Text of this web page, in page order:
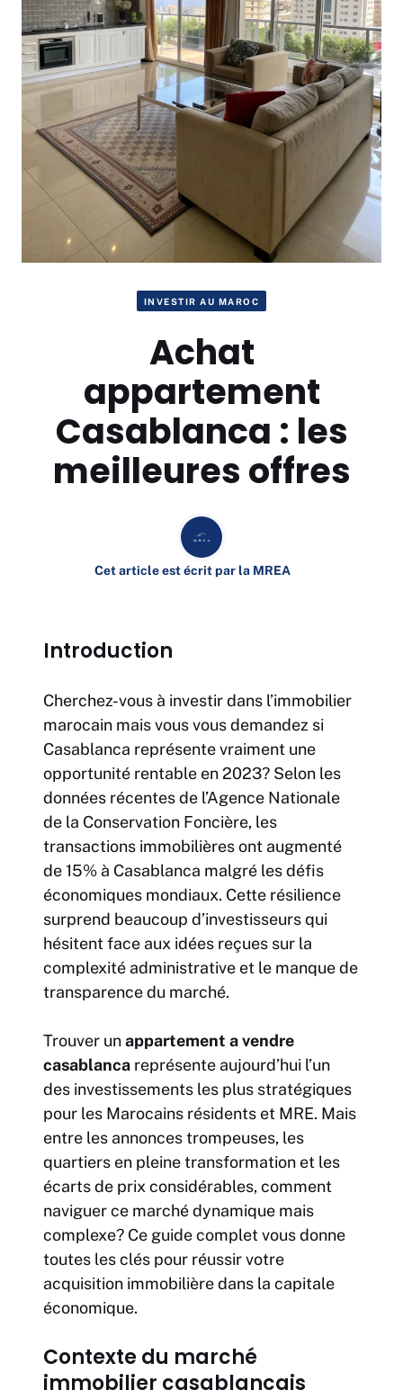
INVESTIR AU MAROC
Achat
appartement
Casablanca : les
meilleures offres
Cet article est écrit par la MREA
Introduction
Cherchez-vous à investir dans l’immobilier
marocain mais vous vous demandez si
Casablanca représente vraiment une
opportunité rentable en 2023? Selon les
données récentes de l’Agence Nationale
de la Conservation Foncière, les
transactions immobilières ont augmenté
de 15% à Casablanca malgré les défis
économiques mondiaux. Cette résilience
surprend beaucoup d’investisseurs qui
hésitent face aux idées reçues sur la
complexité administrative et le manque de
transparence du marché.
Trouver unappartement a vendre
casablanca représente aujourd’hui l’un
des investissements les plus stratégiques
pour les Marocains résidents et MRE. Mais
entre les annonces trompeuses, les
quartiers en pleine transformation et les
écarts de prix considérables, comment
naviguer ce marché dynamique mais
complexe? Ce guide complet vous donne
toutes les clés pour réussir votre
acquisition immobilière dans la capitale
économique.
Contexte du marché
immobilier casablancais